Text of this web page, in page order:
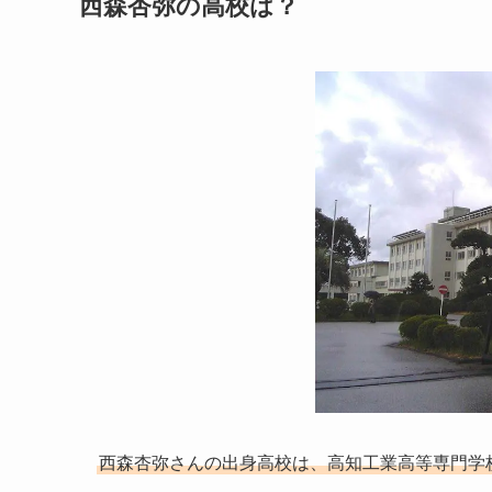
西森杏弥の高校は？
西森杏弥さんの出身高校は、高知工業高等専門